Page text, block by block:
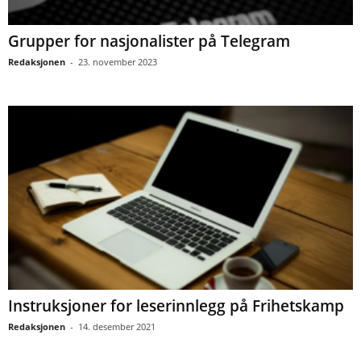
Grupper for nasjonalister på Telegram
Redaksjonen - 23. november 2023
Instruksjoner for leserinnlegg på Frihetskamp
Redaksjonen - 14. desember 2021